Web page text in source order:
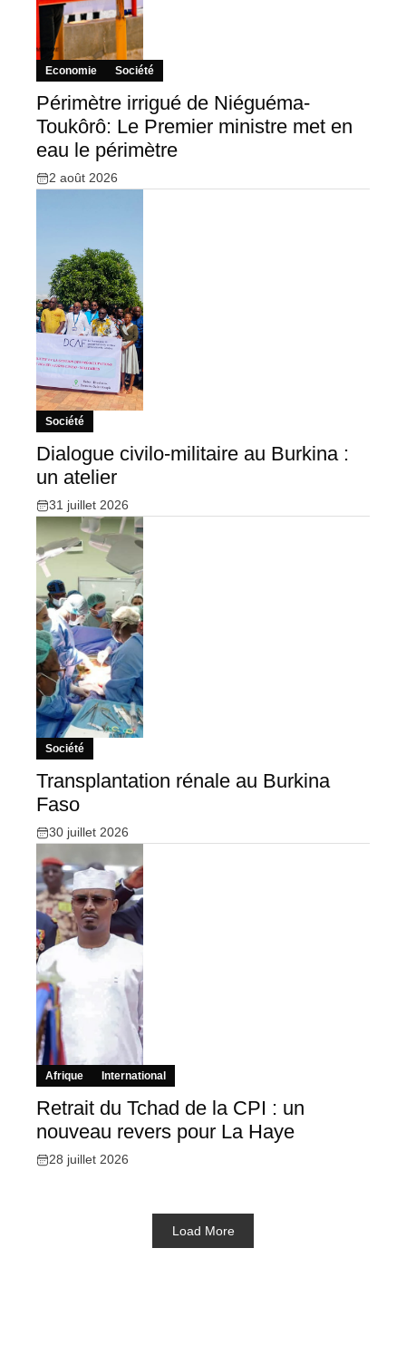
Economie Société
Périmètre irrigué de Niéguéma-
Toukôrô: Le Premier ministre met en
eau le périmètre
2 août 2026
Société
Dialogue civilo-militaire au Burkina :
un atelier
31 juillet 2026
Société
Transplantation rénale au Burkina
Faso
30 juillet 2026
Afrique International
Retrait du Tchad de la CPI : un
nouveau revers pour La Haye
28 juillet 2026
Load More